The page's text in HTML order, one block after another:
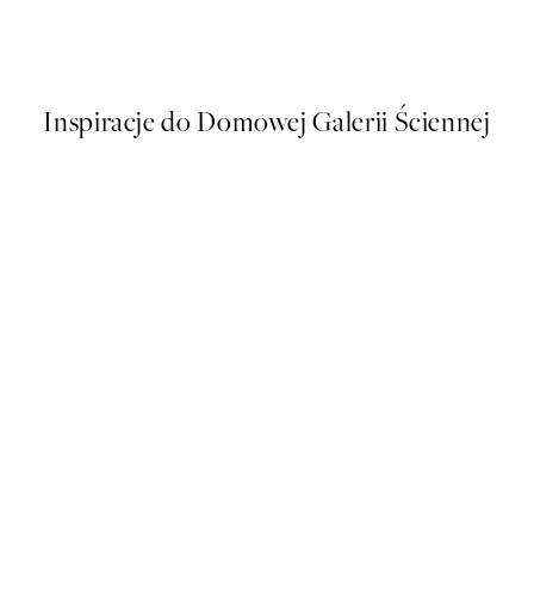
Inspiracje do Domowej Galerii Ściennej